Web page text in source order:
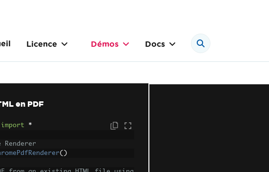
Licence Démos Docs
en PDF
import *
()